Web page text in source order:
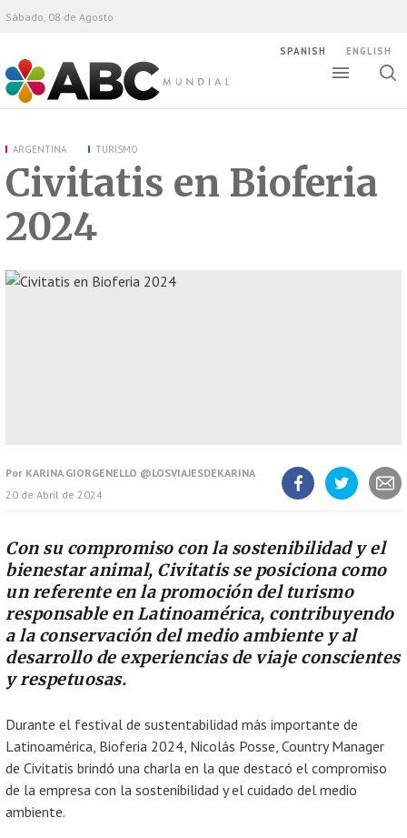
ABC Mundial
Sábado, 08 de Agosto
SPANISH ENGLISH
ARGENTINA TURISMO
Civitatis en Bioferia
2024
Por KARINA GIORGENELLO @LOSVIAJESDEKARINA
20 de Abril de 2024
FacebookTwitter
Con su compromiso con la sostenibilidad y el
bienestar animal, Civitatis se posiciona como
un referente en la promoción del turismo
responsable en Latinoamérica, contribuyendo
a la conservación del medio ambiente y al
desarrollo de experiencias de viaje conscientes
y respetuosas.
Durante el festival de sustentabilidad más importante de
Latinoamérica, Bioferia 2024, Nicolás Posse, Country Manager
de Civitatis brindó una charla en la que destacó el compromiso
de la empresa con la sostenibilidad y el cuidado del medio
ambiente.